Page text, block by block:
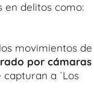
en delitos como:
movimientos de
por cámaras
a ´Los